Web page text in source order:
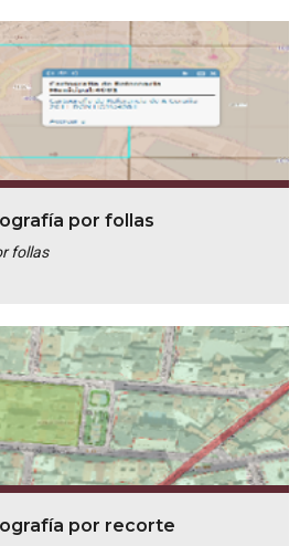
por follas
follas
por recorte